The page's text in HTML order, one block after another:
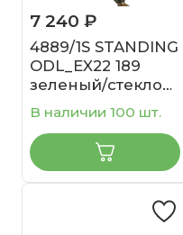
7 240 ₽
4889/1S STANDING
ODL_EX22 189
зеленый/стекло
Абажур для
высокой лампы
TOWER
В наличии 100 шт.